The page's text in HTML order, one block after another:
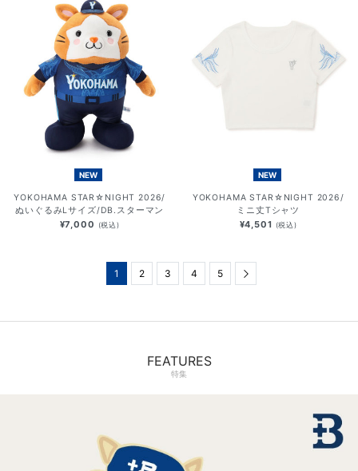
NEW
YOKOHAMA STAR☆NIGHT 2026/
ぬいぐるみLサイズ/DB.スターマン
¥7,000 (税込)
NEW
YOKOHAMA STAR☆NIGHT 2026/
ミニ丈Tシャツ
¥4,501 (税込)
1 2 3 4 5
FEATURES
特集